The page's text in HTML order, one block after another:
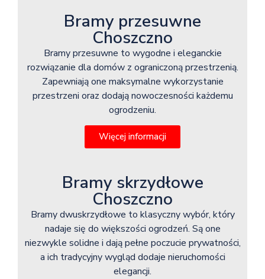
Bramy przesuwne
Choszczno
Bramy przesuwne to wygodne i eleganckie
rozwiązanie dla domów z ograniczoną przestrzenią.
Zapewniają one maksymalne wykorzystanie
przestrzeni oraz dodają nowoczesności każdemu
ogrodzeniu.
Więcej informacji
Bramy skrzydłowe
Choszczno
Bramy dwuskrzydłowe to klasyczny wybór, który
nadaje się do większości ogrodzeń. Są one
niezwykle solidne i dają pełne poczucie prywatności,
a ich tradycyjny wygląd dodaje nieruchomości
elegancji.